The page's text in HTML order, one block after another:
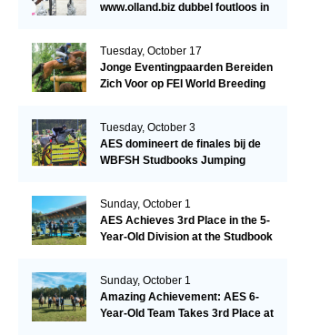
www.olland.biz dubbel foutloos in
Tuesday, October 17
Jonge Eventingpaarden Bereiden
Zich Voor op FEI World Breeding
Tuesday, October 3
AES domineert de finales bij de
WBFSH Studbooks Jumping
Sunday, October 1
AES Achieves 3rd Place in the 5-
Year-Old Division at the Studbook
Sunday, October 1
Amazing Achievement: AES 6-
Year-Old Team Takes 3rd Place at